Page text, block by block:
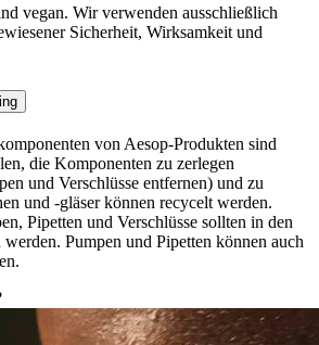
vegan. Wir verwenden ausschließlich
Sicherheit, Wirksamkeit und
von Aesop-Produkten sind
die Komponenten zu zerlegen
und Verschlüsse entfernen) und zu
und -gläser können recycelt werden.
Pipetten und Verschlüsse sollten in den
Pumpen und Pipetten können auch